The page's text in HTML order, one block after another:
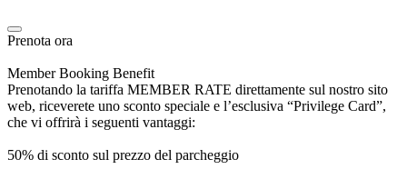
Prenota ora
Member Booking Benefit
Prenotando la tariffa MEMBER RATE direttamente sul nostro sito
web, riceverete uno sconto speciale e l’esclusiva “Privilege Card”,
che vi offrirà i seguenti vantaggi:
50% di sconto sul prezzo del parcheggio